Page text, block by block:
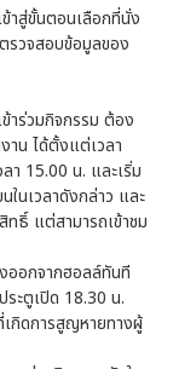
าสู่ขั้นตอนเลือกที่นั่ง
รวจสอบข้อมูลของ
าร่วมกิจกรรม ต้อง
าน ได้ตั้งแต่เวลา
า 15.00 น. และเริ่ม
ในเวลาดังกล่าว และ
ทธิ์ แต่สามารถเข้าชม
ออกจากฮอลล์ทันที
ระตูเปิด 18.30 น.
เกิดการสูญหายทางผู้